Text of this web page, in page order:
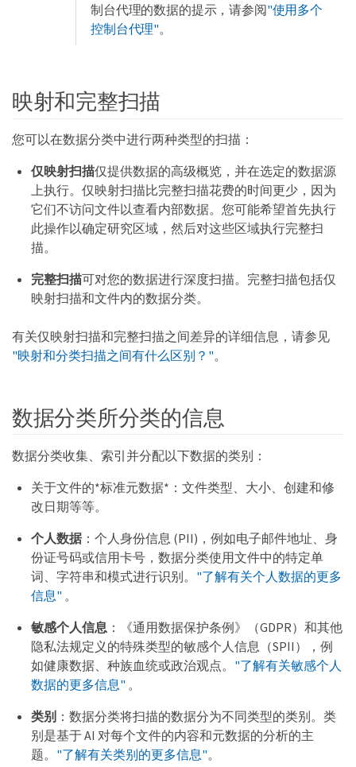
制台代理的数据的提示，请参阅"使用多个
控制台代理"。
映射和完整扫描
您可以在数据分类中进行两种类型的扫描：
仅映射扫描仅提供数据的高级概览，并在选定的数据源
上执行。仅映射扫描比完整扫描花费的时间更少，因为
它们不访问文件以查看内部数据。您可能希望首先执行
此操作以确定研究区域，然后对这些区域执行完整扫
描。
完整扫描可对您的数据进行深度扫描。完整扫描包括仅
映射扫描和文件内的数据分类。
有关仅映射扫描和完整扫描之间差异的详细信息，请参见
"映射和分类扫描之间有什么区别？"。
数据分类所分类的信息
数据分类收集、索引并分配以下数据的类别：
关于文件的*标准元数据*：文件类型、大小、创建和修
改日期等等。
个人数据：个人身份信息 (PII)，例如电子邮件地址、身
份证号码或信用卡号，数据分类使用文件中的特定单
词、字符串和模式进行识别。 "了解有关个人数据的更多
信息" 。
敏感个人信息 ：《通用数据保护条例》（GDPR）和其他
隐私法规定义的特殊类型的敏感个人信息（SPII），例
如健康数据、种族血统或政治观点。 "了解有关敏感个人
数据的更多信息" 。
类别：数据分类将扫描的数据分为不同类型的类别。类
别是基于 AI 对每个文件的内容和元数据的分析的主
题。 "了解有关类别的更多信息"。